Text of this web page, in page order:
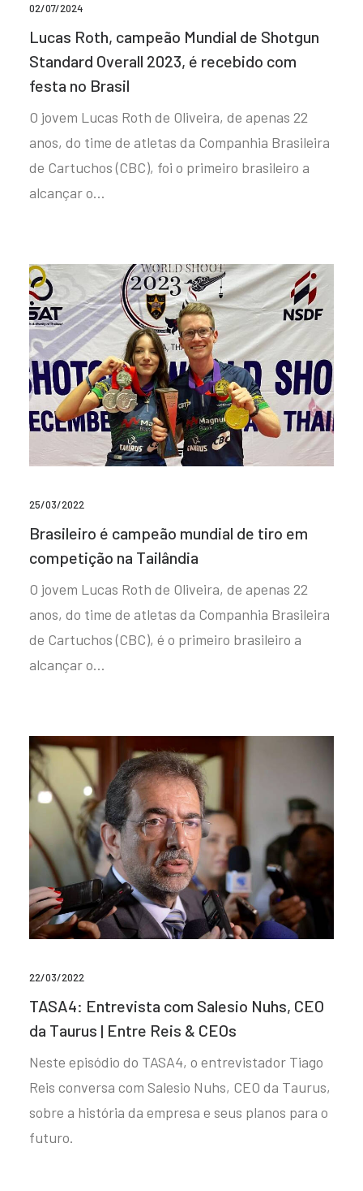
02/07/2024
Lucas Roth, campeão Mundial de Shotgun
Standard Overall 2023, é recebido com
festa no Brasil
O jovem Lucas Roth de Oliveira, de apenas 22
anos, do time de atletas da Companhia Brasileira
de Cartuchos (CBC), foi o primeiro brasileiro a
alcançar o…
25/03/2022
Brasileiro é campeão mundial de tiro em
competição na Tailândia
O jovem Lucas Roth de Oliveira, de apenas 22
anos, do time de atletas da Companhia Brasileira
de Cartuchos (CBC), é o primeiro brasileiro a
alcançar o…
22/03/2022
TASA4: Entrevista com Salesio Nuhs, CEO
da Taurus | Entre Reis & CEOs
Neste episódio do TASA4, o entrevistador Tiago
Reis conversa com Salesio Nuhs, CEO da Taurus,
sobre a história da empresa e seus planos para o
futuro.